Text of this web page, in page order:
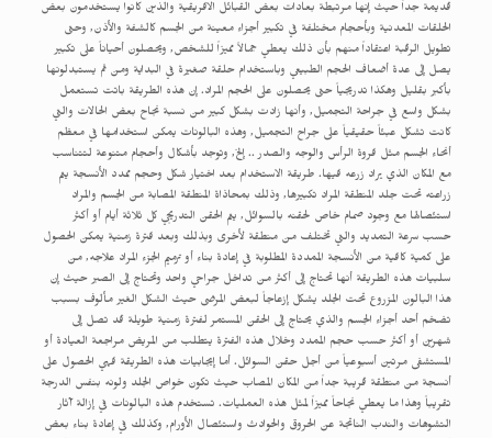
قديمة جداً حيث إنها مرتبطة بعادات بعض القبائل الافريقية والذين كانوا يستخدمون بعض
الحلقات المعدنية وبأحجام مختلفة في تكبير أجزاء معينة من الجسم كالشفة والأذن, وحتى
تطويل الرقبة اعتقاداً منهم بأن ذلك يعطي جمالاً مميزاً للشخص, ويحصلون أحياناً على تكبير
يصل إلى عدة أضعاف الحجم الطبيعي وباستخدام حلقة صغيرة في البداية ومن ثم يستبدلونها
بأكبر بقليل وهكذا تدريجياً حتى يحصلون على الحجم المراد. إن هذه الطريقة باتت تستعمل
بشكل واسع في جراحة التجميل, وأنها زادت بشكل كبير من نسبة نجاح بعض الحالات والتي
كانت تشكل عبئاً حقيقياً على جراح التجميل, وهذه البالونات يمكن استخدامها في معظم
أنحاء الجسم مثل فروة الرأس والوجه والصدر .. إلخ, وتوجد بأشكال وأحجام متنوعة لتتناسب
مع المكان الذي يراد زرعه فيها. طريقة الاستخدام بعد اختيار شكل وحجم ممدد الأنسجة يتم
زراعته تحت جلد المنطقة المراد تكبيرها, وذلك بمحاذاة المنطقة المصابة من الجسم والمراد
استئصالها مع وجود صمام خاص لحقنه بالسوائل, يتم الحقن التدريجي كل ثلاثة أيام أو أكثر
حسب سرعة التمديد والتي تختلف من منطقة لأخرى وبذلك وبعد فترة زمنية يمكن الحصول
على كمية كافية من الأنسجة الممددة المطلوبة في إعادة بناء أو ترميم الجزء المراد علاجه, من
سلبيات هذه الطريقة أنها تحتاج إلى أكثر من تداخل جراحي واحد وتحتاج إلى الصبر حيث إن
هذا البالون المزروع تحت الجلد يشكل إزعاجاً لبعض المرضى حيث الشكل الغير مألوف بسبب
تضخم أحد أجزاء الجسم والذي يحتاج إلى الحقن المستمر لفترة زمنية طويلة قد تصل إلى
شهرين أو أكثر حسب حجم الممدد وخلال هذه الفترة يتطلب من المريض مراجعة العيادة أو
المستشفى مرتين أسبوعياً من أجل حقن السوائل. أما إيجابيات هذه الطريقة فهي الحصول على
أنسجة من منطقة قريبة جداً من المكان المصاب حيث تكون خواص الجلد ولونه بنفس الدرجة
تقريباً وهذا ما يعطي نجاحاً مميزاً لمثل هذه العمليات. تستخدم هذه البالونات في إزالة آثار
التشوهات والندب الناتجة عن الحروق والحوادث واستئصال الأورام, وكذلك في إعادة بناء بعض